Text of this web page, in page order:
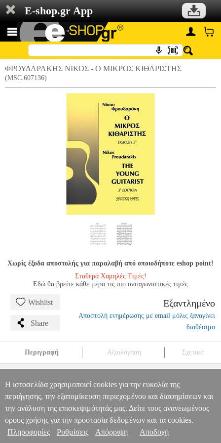
E-shop.gr App
ΦΡΟΥΔΑΡΑΚΗΣ ΝΙΚΟΣ - Ο MΙΚΡΟΣ KΙΘΑΡΙΣΤΗΣ
(MSC.607136)
Χωρίς έξοδα αποστολής για παραλαβή από οποιοδήποτε eshop point!
Σταθερά Χαμηλές Τιμές!
Εδώ θα βρείτε κάθε μέρα τις πιο ανταγωνιστικές τιμές
Wishlist
Share
Εξαντλημένο
Αποστολή ενημέρωσης με email μόλις ξαναγίνει
διαθέσιμο
Περιγραφή Αξιολόγηση Σχετικά
MSC.607136 ΦΙΛΙΠΠΟΣ ΝΑΚΑΣ ΦΙΛΙΠΠΟΣ ΝΑΚΑΣ
ΜΟΥΣΙΚΑ ΒΙΒΛΙΑ ΕΓΧΟΡΔΩΝ
ΦΡΟΥΔΑΡΑΚΗΣ ΝΙΚΟΣ - Ο
MΙΚΡΟΣ KΙΘΑΡΙΣΤΗΣ
0
Πληροφορίες & Υπηρεσίες >
Η ιστοσελίδα χρησιμοποιεί cookies για την ευκολία της
περιήγησης, την εξατομίκευση περιεχομένου και διαφημίσεων και
την ανάλυση της επισκεψιμότητάς μας. Δείτε τους ανανεωμένους
όρους χρήσης για την προστασία δεδομένων και τα cookies.
Πληροφορίες
Ρυθμίσεις Απόρριψη Αποδοχή